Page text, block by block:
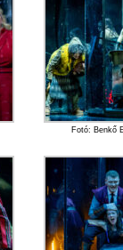
Fotó: Benkő